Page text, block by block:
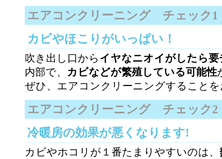
エアコンクリーニング チェック1
カビやほこりがいっぱい！
吹き出し口から イヤなニオイがしたら
内部で、 カビなどが繁殖している可能性
ぜひ、エアコンクリーニングすること
エアコンクリーニング チェック2
冷暖房の効果が悪くなります!
カビやホコリが１番たまりやすいのは、